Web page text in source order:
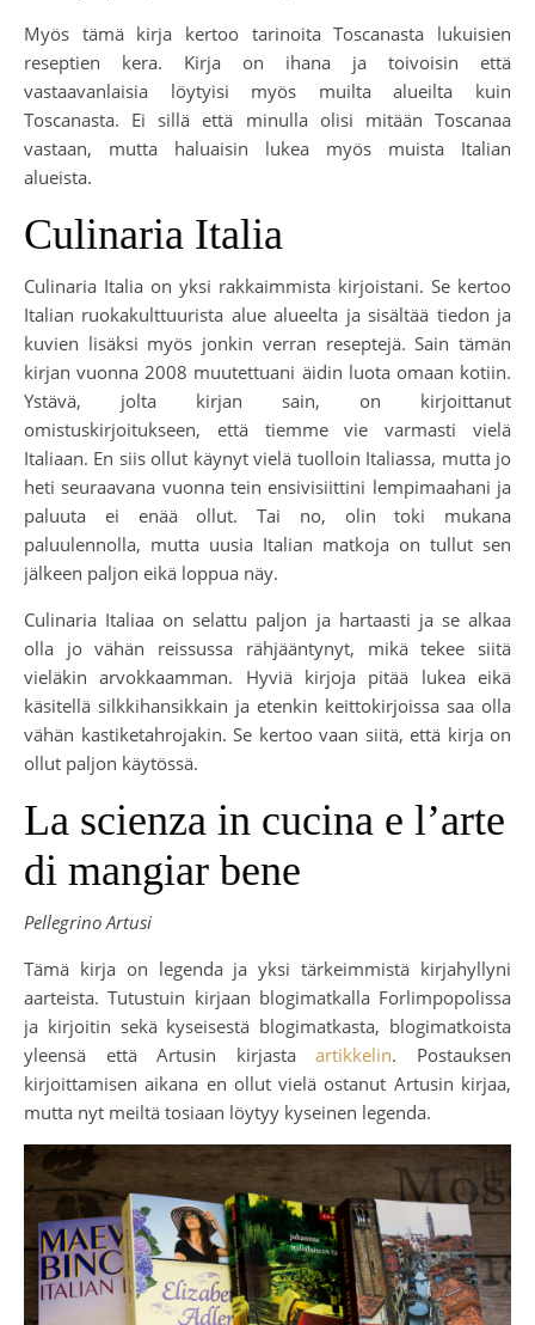
Myös tämä kirja kertoo tarinoita Toscanasta lukuisien
reseptien kera. Kirja on ihana ja toivoisin että
vastaavanlaisia löytyisi myös muilta alueilta kuin
Toscanasta. Ei sillä että minulla olisi mitään Toscanaa
vastaan, mutta haluaisin lukea myös muista Italian
alueista.
Culinaria Italia
Culinaria Italia on yksi rakkaimmista kirjoistani. Se kertoo
Italian ruokakulttuurista alue alueelta ja sisältää tiedon ja
kuvien lisäksi myös jonkin verran reseptejä. Sain tämän
kirjan vuonna 2008 muutettuani äidin luota omaan kotiin.
Ystävä, jolta kirjan sain, on kirjoittanut
omistuskirjoitukseen, että tiemme vie varmasti vielä
Italiaan. En siis ollut käynyt vielä tuolloin Italiassa, mutta jo
heti seuraavana vuonna tein ensivisiittini lempimaahani ja
paluuta ei enää ollut. Tai no, olin toki mukana
paluulennolla, mutta uusia Italian matkoja on tullut sen
jälkeen paljon eikä loppua näy.
Culinaria Italiaa on selattu paljon ja hartaasti ja se alkaa
olla jo vähän reissussa rähjääntynyt, mikä tekee siitä
vieläkin arvokkaamman. Hyviä kirjoja pitää lukea eikä
käsitellä silkkihansikkain ja etenkin keittokirjoissa saa olla
vähän kastiketahrojakin. Se kertoo vaan siitä, että kirja on
ollut paljon käytössä.
La scienza in cucina e l’arte
di mangiar bene
Pellegrino Artusi
Tämä kirja on legenda ja yksi tärkeimmistä kirjahyllyni
aarteista. Tutustuin kirjaan blogimatkalla Forlimpopolissa
ja kirjoitin sekä kyseisestä blogimatkasta, blogimatkoista
yleensä että Artusin kirjastaartikkelin. Postauksen
kirjoittamisen aikana en ollut vielä ostanut Artusin kirjaa,
mutta nyt meiltä tosiaan löytyy kyseinen legenda.